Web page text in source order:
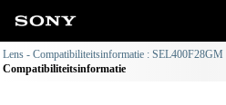
Lens - Compatibiliteitsinformatie : SEL400F28GM
Compatibiliteitsinformatie